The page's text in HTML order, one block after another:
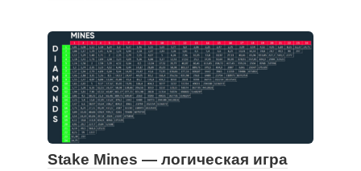
Stake Mines — логическая игра